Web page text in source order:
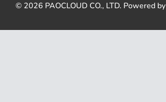
© 2026 PAOCLOUD CO., LTD. Powered by